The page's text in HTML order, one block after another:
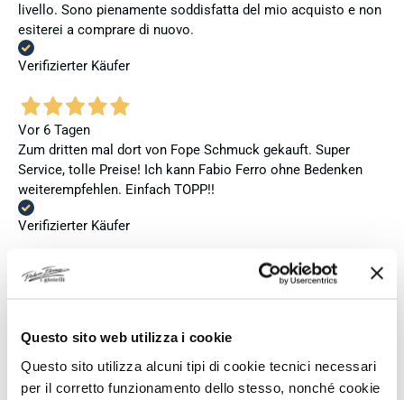
Questo sito web utilizza i cookie
Questo sito utilizza alcuni tipi di cookie tecnici necessari
per il corretto funzionamento dello stesso, nonché cookie
livello. Sono pienamente soddisfatta del mio acquisto e non
esiterei a comprare di nuovo.
Verifizierter Käufer
Vor 6 Tagen
Zum dritten mal dort von Fope Schmuck gekauft. Super
Service, tolle Preise! Ich kann Fabio Ferro ohne Bedenken
weiterempfehlen. Einfach TOPP!!
Verifizierter Käufer
neu, original und funktioniert einwandfrei. Besonders positiv
hervorheben möchte ich den attraktiven Preis sowie den
vollständig ausgefüllten und abgestempelten internationalen
Seiko-Garantieschein. Der Versand war außerdem schnell.